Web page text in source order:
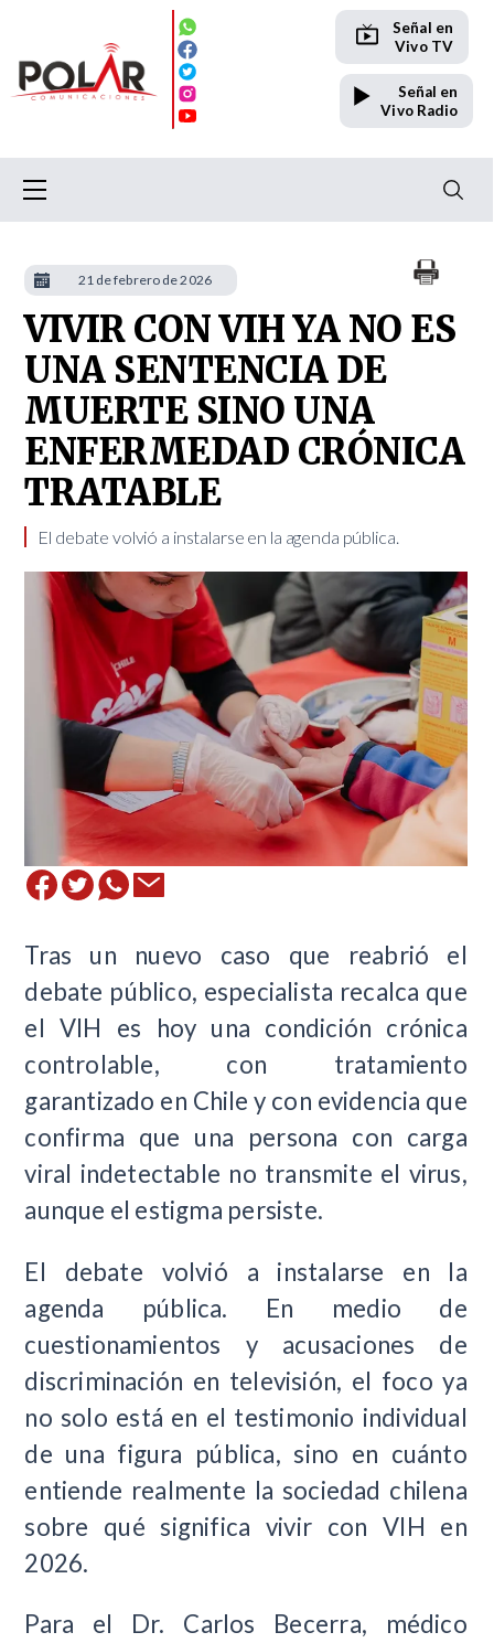
Señal en
Vivo TV
Señal en
Vivo Radio
VIVIR CON VIH YA NO ES
UNA SENTENCIA DE
MUERTE SINO UNA
ENFERMEDAD CRÓNICA
TRATABLE
El debate volvió a instalarse en la agenda pública. ​
Tras un nuevo caso que reabrió el
debate público, especialista recalca que
el VIH es hoy una condición crónica
controlable, con tratamiento
garantizado en Chile y con evidencia que
confirma que una persona con carga
viral indetectable no transmite el virus,
aunque el estigma persiste.
El debate volvió a instalarse en la
agenda pública. En medio de
cuestionamientos y acusaciones de
discriminación en televisión, el foco ya
no solo está en el testimonio individual
de una figura pública, sino en cuánto
entiende realmente la sociedad chilena
sobre qué significa vivir con VIH en
2026.
Para el Dr. Carlos Becerra, médico
21 de febrero de 2026